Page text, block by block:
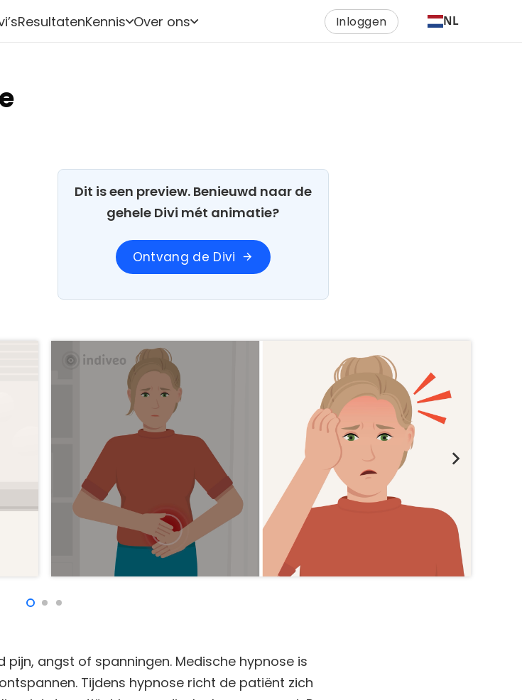
ResultatenKennis Over ons Inloggen NL
Dit is een preview. Benieuwd naar de
gehele Divi mét animatie?
Ontvang de Divi arrow_forward
angst of spanningen. Medische hypnose is
Tijdens hypnose richt de patiënt zich